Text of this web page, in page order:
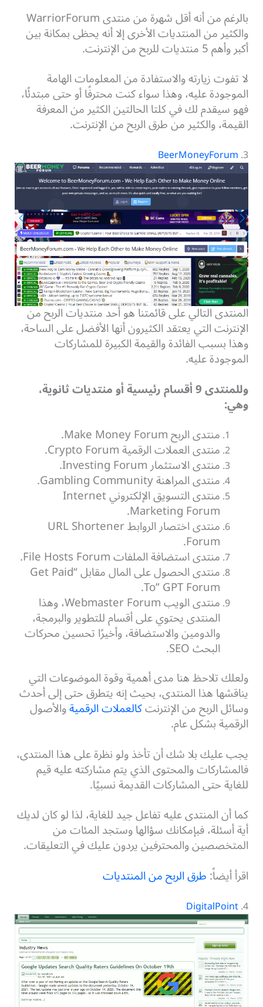
بالرغم من أنه أقل شهرة من منتدى WarriorForum
والكثير من المنتديات الأخرى إلا أنه يحظى بمكانة بين
أكبر وأهم 5 منتديات للربح من الإنترنت.
لا تفوت زيارته والاستفادة من المعلومات الهامة
الموجودة عليه، وهذا سواء كنت محترفًا أو حتى مبتدئًا،
فهو سيقدم لك في كلتا الحالتين الكثير من المعرفة
القيمة، والكثير من طرق الربح من الإنترنت.
3.
BeerMoneyForum
المنتدى التالي على قائمتنا هو أحد منتديات الربح من
الإنترنت التي يعتقد الكثيرون أنها الأفضل على الساحة،
وهذا بسبب الفائدة والقيمة الكبيرة للمشاركات
الموجودة عليه.
وللمنتدى 9 أقسام رئيسية أو منتديات ثانوية،
وهي:
منتدى الربح Make Money Forum.
منتدى العملات الرقمية Crypto Forum.
منتدى الاستثمار Investing Forum.
منتدى المراهنة Gambling Community.
منتدى التسويق الإلكتروني Internet
Marketing Forum.
منتدى اختصار الروابط URL Shortener
Forum.
منتدى استضافة الملفات File Hosts Forum.
منتدى الحصول على المال مقابل “Get Paid
To” GPT Forum.
منتدى الويب Webmaster Forum، وهذا
المنتدى يحتوي على أقسام للتطوير والبرمجة،
والدومين والاستضافة، وأخيرًا تحسين محركات
البحث SEO.
ولعلك تلاحظ هنا مدى أهمية وقوة الموضوعات التي
يناقشها هذا المنتدى، بحيث إنه يتطرق حتى إلى أحدث
وسائل الربح من الإنترنتكالعملات الرقميةوالأصول
الرقمية بشكل عام.
يجب عليك بلا شك أن تأخذ ولو نظرة على هذا المنتدى،
فالمشاركات والمحتوى الذي يتم مشاركته عليه قيم
للغاية حتى المشاركات القديمة نسبيًا.
كما أن المنتدى عليه تفاعل جيد للغاية، لذا لو كان لديك
أية أسئلة، فبإمكانك سؤالها وستجد المئات من
المتخصصين والمحترفين يردون عليك في التعليقات.
اقرأ أيضاً:طرق الربح من المنتديات
4.
DigitalPoint